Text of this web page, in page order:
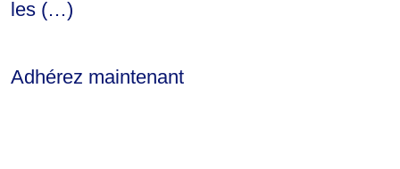
les (…)
Adhérez maintenant